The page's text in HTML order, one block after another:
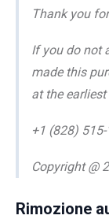
Thank you
If you do not
made this
at the
+1 (828)
Copyright @
Rimozione